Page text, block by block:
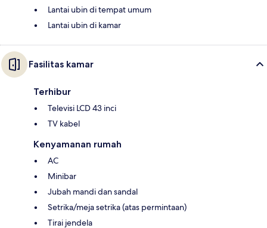
Lantai ubin di tempat umum
Lantai ubin di kamar
Fasilitas kamar
Terhibur
Televisi LCD 43 inci
TV kabel
Kenyamanan rumah
AC
Minibar
Jubah mandi dan sandal
Setrika/meja setrika (atas permintaan)
Tirai jendela